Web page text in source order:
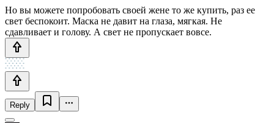
Но вы можете попробовать своей жене то же купить, раз ее
свет беспокоит. Маска не давит на глаза, мягкая. Не
сдавливает и голову. А свет не пропускает вовсе.
Reply